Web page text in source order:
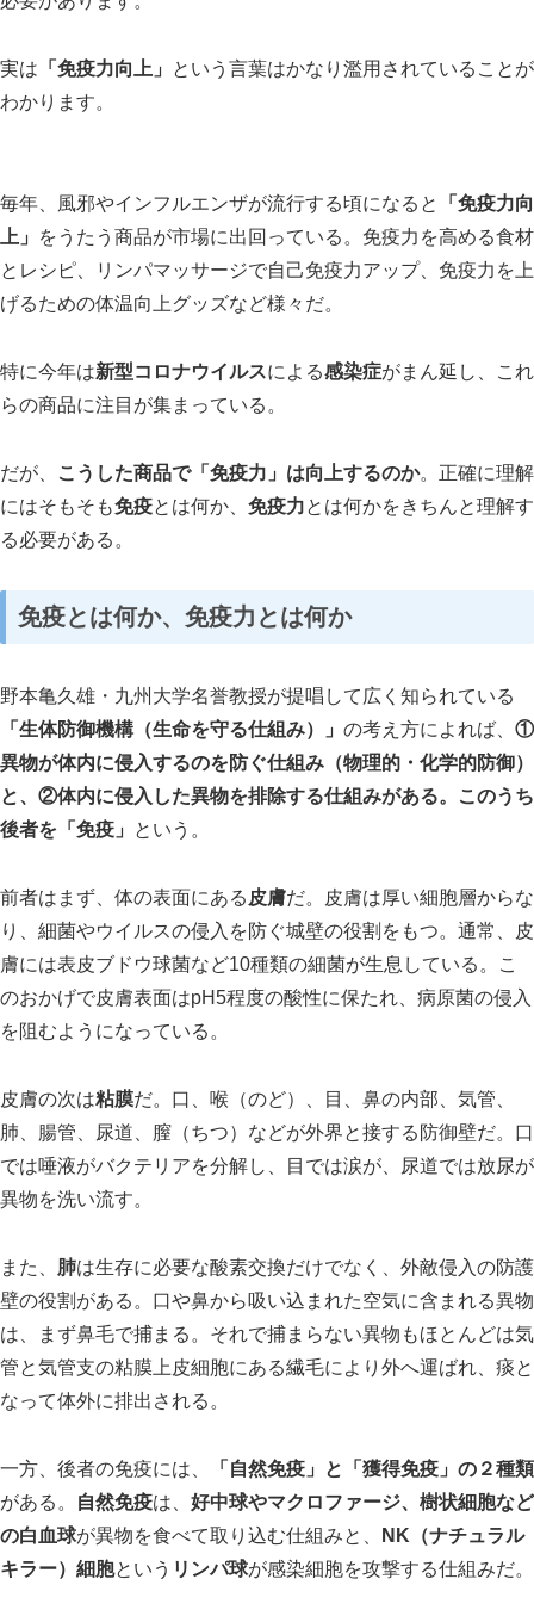
実は 「免疫力向上」
という言葉はかなり濫用されていることが
わかります。
毎年、風邪やインフルエンザが流行する頃になると
「免疫力向
上」
をうたう商品が市場に出回っている。免疫力を高める食材
とレシピ、リンパマッサージで自己免疫力アップ、免疫力を上
げるための体温向上グッズなど様々だ。
特に今年は新型コロナウイルスによる感染症がまん延し、これ
らの商品に注目が集まっている。
だが、 こうした商品で「免疫力」は向上するのか。正確に理解
にはそもそも免疫とは何か、 免疫力とは何かをきちんと理解す
る必要がある。
免疫とは何か、 免疫力 とは何か
野本亀久雄・九州大学名誉教授が提唱して広く知られている
「生体防御機構（生命を守る仕組み）」 の考え方によれば、 ①
異物が体内に侵入するのを防ぐ仕組み（物理的・化学的防御）
と、②体内に侵入した異物を排除する仕組みがある。このうち
後者を「免疫」
という。
前者はまず、体の表面にある 皮膚だ。皮膚は厚い細胞層からな
り、細菌やウイルスの侵入を防ぐ城壁の役割をもつ。通常、皮
膚には表皮ブドウ球菌など10種類の細菌が生息している。こ
のおかげで皮膚表面はpH5程度の酸性に保たれ、病原菌の侵入
を阻むようになっている。
皮膚の次は粘膜だ。口、喉（のど）、目、鼻の内部、気管、
肺、腸管、尿道、膣（ちつ）などが外界と接する防御壁だ。口
では唾液がバクテリアを分解し、目では涙が、尿道では放尿が
異物を洗い流す。
また、 肺は生存に必要な酸素交換だけでなく、外敵侵入の防護
壁の役割がある。口や鼻から吸い込まれた空気に含まれる異物
は、まず鼻毛で捕まる。それで捕まらない異物もほとんどは気
管と気管支の粘膜上皮細胞にある繊毛により外へ運ばれ、痰と
なって体外に排出される。
一方、後者の免疫には、
「自然免疫」と「獲得免疫」の２種類
がある。
自然免疫は、 好中球やマクロファージ、樹状細胞など
の白血球が異物を食べて取り込む仕組みと、
NK（ナチュラル
キラー）細胞という リンパ球が感染細胞を攻撃する仕組みだ。